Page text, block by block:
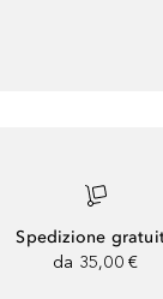
Spedizione
da 35,00 €